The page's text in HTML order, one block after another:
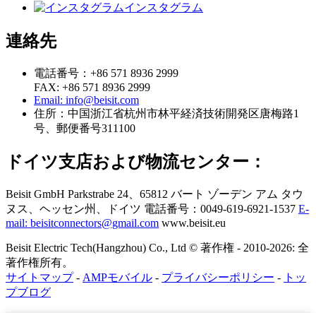
インスタグラム
連絡先
電話番号：+86 571 8936 2999
FAX: +86 571 8936 2999
Email: info@beisit.com
住所： 中国浙江省杭州市林平経済技術開発区唐梅路1
号、郵便番号311100
ドイツ支店および物流センター：
Beisit GmbH Parkstrabe 24、65812 バート ゾーデン アム タウ
ヌス、ヘッセン州、ドイツ 電話番号：0049-619-6921-1537 E-
mail: beisitconnectors@gmail.com www.beisit.eu
Beisit Electric Tech(Hangzhou) Co., Ltd © 著作権 - 2010-2026: 全
著作権所有。
サイトマップ- AMPモバイル - プライバシーポリシー - トッ
プブログ